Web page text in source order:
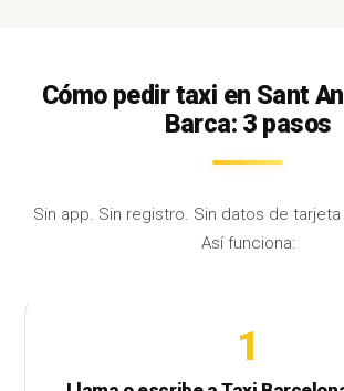
Cómo pedir taxi en Sant
Barca: 3 pasos
Sin app. Sin registro. Sin datos de
Así funciona:
1